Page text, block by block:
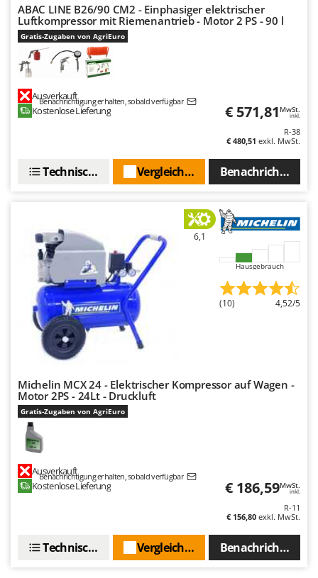
Spiralmac
Spring Protezione
Spyro
Stanley
Stiga
Stocker
Tecla
Telwin
Tenco
Tineco
Titania
Tornado
Tre Spade
Trotec
Troy-Bilt
Udor
Unger
ABAC LINE B26/90 CM2 - Einphasiger elektrischer
Luftkompressor mit Riemenantrieb - Motor 2 PS - 90 l
Gratis-Zugaben von AgriEuro
Ausverkauft
Benachrichtigung erhalten, sobald verfügbar
Kostenlose Lieferung € 571,81 MwSt.
inkl.
R-38
€ 480,51 exkl. MwSt.
Benachrichtigen
Vergleichen Sie
Technische Daten
6,1
Hausgebrauch
(10) 4,52/5
Michelin MCX 24 - Elektrischer Kompressor auf Wagen -
Motor 2PS - 24Lt - Druckluft
Gratis-Zugaben von AgriEuro
Ausverkauft
Benachrichtigung erhalten, sobald verfügbar
Kostenlose Lieferung € 186,59MwSt.
inkl.
R-11
€ 156,80 exkl. MwSt.
Benachrichtigen
Vergleichen Sie
Technische Daten